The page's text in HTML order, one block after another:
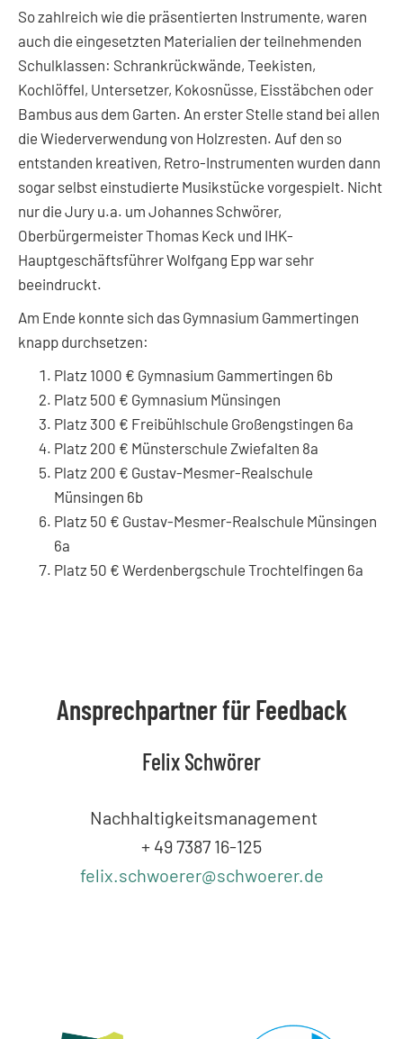
So zahlreich wie die präsentierten Instrumente, waren
auch die eingesetzten Materialien der teilnehmenden
Schulklassen: Schrankrückwände, Teekisten,
Kochlöffel, Untersetzer, Kokosnüsse, Eisstäbchen oder
Bambus aus dem Garten. An erster Stelle stand bei allen
die Wiederverwendung von Holzresten. Auf den so
entstanden kreativen, Retro-Instrumenten wurden dann
sogar selbst einstudierte Musikstücke vorgespielt. Nicht
nur die Jury u.a. um Johannes Schwörer,
Oberbürgermeister Thomas Keck und IHK-
Hauptgeschäftsführer Wolfgang Epp war sehr
beeindruckt.
Am Ende konnte sich das Gymnasium Gammertingen
knapp durchsetzen:
Platz 1000 € Gymnasium Gammertingen 6b
Platz 500 € Gymnasium Münsingen
Platz 300 € Freibühlschule Großengstingen 6a
Platz 200 € Münsterschule Zwiefalten 8a
Platz 200 € Gustav-Mesmer-Realschule
Münsingen 6b
Platz 50 € Gustav-Mesmer-Realschule Münsingen
6a
Platz 50 € Werdenbergschule Trochtelfingen 6a
Ansprechpartner für Feedback
Felix Schwörer
Nachhaltigkeitsmanagement
+ 49 7387 16-125
felix.schwoerer@schwoerer.de